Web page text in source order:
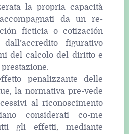
la propria capacità
da un re-
ficticia o cotización
figurativo
del calcolo del diritto e
penalizzante delle
la normativa pre-vede
al riconoscimento
considerati co-me
gli effetti, mediante